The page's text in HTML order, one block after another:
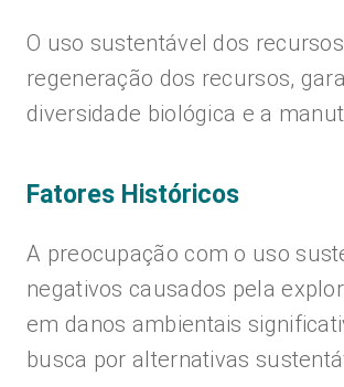
O uso sustentável dos
regeneração dos recursos,
diversidade biológica e a
Fatores Históricos
A preocupação com o uso
negativos causados pela
em danos ambientais
busca por alternativas